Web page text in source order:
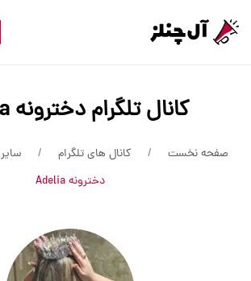
کانال تلگرام دخترونه Adelia
صفحه نخست کانال های تلگرام سایر
دخترونه Adelia